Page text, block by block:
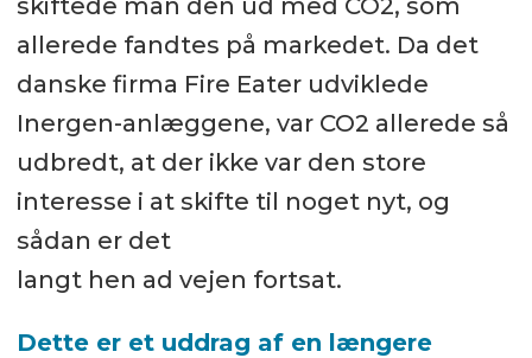
allerede fandtes på markedet. Da det
danske firma Fire Eater udviklede
Inergen-anlæggene, var CO2 allerede så
udbredt, at der ikke var den store
interesse i at skifte til noget nyt, og
sådan er det
langt hen ad vejen fortsat.
Dette er et uddrag af en længere